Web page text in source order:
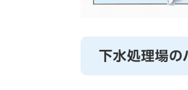
下水処理場の